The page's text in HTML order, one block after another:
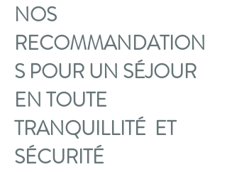
NOS
RECOMMANDATION
S POUR UN SÉJOUR
EN TOUTE
TRANQUILLITÉ ET
SÉCURITÉ